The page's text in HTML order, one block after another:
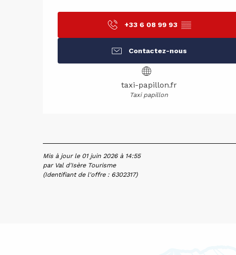
+33 6 08 99 93 ▒▒
Contactez-nous
taxi-papillon.fr
Taxi papillon
Mis à jour le 01 juin 2026 à 14:55
par Val d'Isère Tourisme
(Identifiant de l'offre : 6302317)